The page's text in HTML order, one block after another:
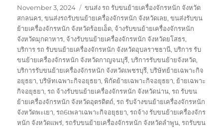
Posted
on
November 3, 2024 Tags
ขนส่ง รถ รับขนย้ายเครื่องจักรหนัก จังหวัด
สกลนคร,ขนส่งรถรับขนย้ายเครื่องจักรหนัก จังหวัดเลย,ขนส่งรับขน
ย้ายเครื่องจักรหนัก จังหวัดร้อยเอ็ด, จ้างรับขนย้ายเครื่องจักรหนัก
จังหวัดมุกดาหาร, จ้างรับขนย้ายเครื่องจักรหนัก จังหวัดยโสธร,
บริการ รถ รับขนย้ายเครื่องจักรหนัก จังหวัดอุบลราชธานี,บริการ รับ
ขนย้ายเครื่องจักรหนัก จังหวัดกาญจนบุรี,บริการรับขนย้ายจังหวัด,
บริการรับขนย้ายเครื่องจักรหนัก จังหวัดเพชรบุรี,บริษัทย้ายเฉพาะกิจ
อยุธยา,บริษัทเฉพาะกิจอยุธยา,พิกัดย้ายเฉพาะกิจอยุธยา, ย้ายเฉพาะ
กิจอยุธยา,รถ จ้างรับขนย้ายเครื่องจักรหนัก จังหวัดน่าน,รถ รับขน
ย้ายเครื่องจักรหนัก จังหวัดอุตรดิตถ์,รถ รับจ้างขนย้ายเครื่องจักรหนัก
จังหวัดพะเยา,รถ6เพลาเฉพาะกิจอยุธยา,รถจ้าง รับขนย้ายเครื่องจักร
หนัก จังหวัดแพร่,รถรับขนย้ายเครื่องจักรหนัก จังหวัดลำพูน,รถรับขน